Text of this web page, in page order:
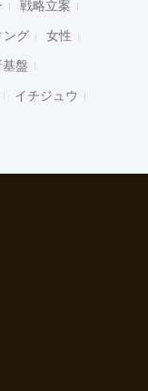
戦略立案
ング 女性
盤
イチジュウ